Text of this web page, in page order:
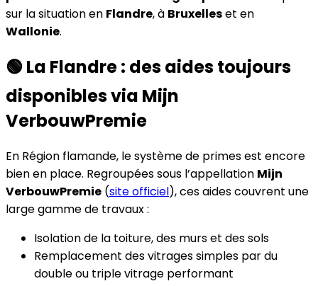
sur la situation en Flandre, à Bruxelleset en
Wallonie.
🟢 La Flandre : des aides toujours
disponibles via Mijn
VerbouwPremie
En Région flamande, le système de primes est encore
bien en place. Regroupées sous l’appellation Mijn
VerbouwPremie (site officiel), ces aides couvrent une
large gamme de travaux :
Isolation de la toiture, des murs et des sols
Remplacement des vitrages simples par du
double ou triple vitrage performant